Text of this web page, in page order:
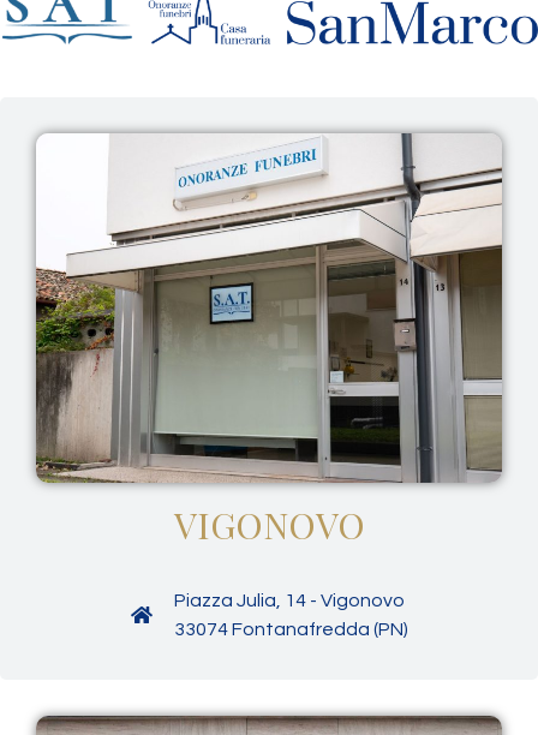
VIGONOVO
Piazza Julia, 14 - Vigonovo
33074 Fontanafredda (PN)